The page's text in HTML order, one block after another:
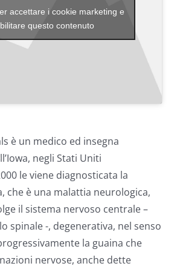
accettare i cookie marketing e
questo contenuto
è un medico ed insegna
negli Stati Uniti
le viene diagnosticata la
che è una malattia neurologica,
il sistema nervoso centrale –
spinale -, degenerativa, nel senso
la guaina che
nervose, anche dette